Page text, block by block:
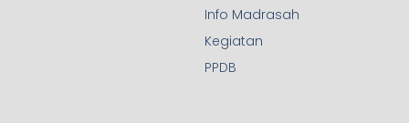
Info Madrasah
Kegiatan
PPDB